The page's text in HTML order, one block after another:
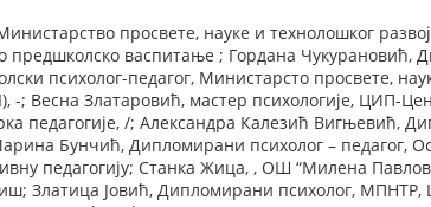
просвете, науке и технолошког
предшколско васпитање ; Гордана
психолог-педагог, Министарсто просвете,
-; Весна Златаровић, мастер психологије, ЦИП-
педагогије, /; Александра Калезић Вигњевић,
Бунчић, Дипломирани психолог – педагог,
педагогију; Станка Жица, , ОШ “Милена
Златица Јовић, Дипломирани психолог,